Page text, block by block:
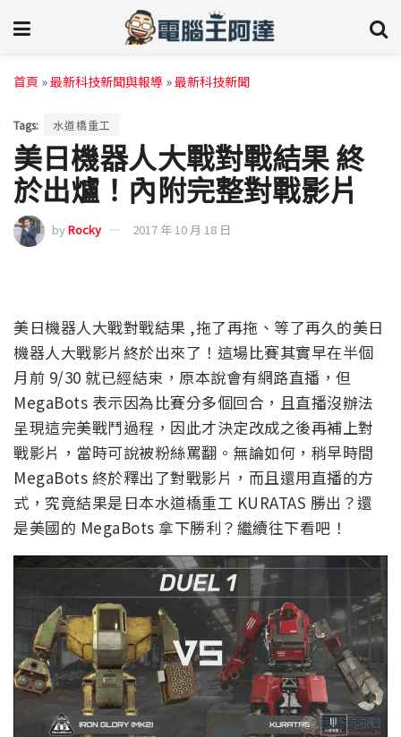
首頁 »最新科技新聞與報導 »最新科技新聞
Tags: 水道橋重工
美日機器人大戰對戰結果 終
於出爐！內附完整對戰影片
byRocky 2017 年 10 月 18 日
美日機器人大戰對戰結果 ,拖了再拖、等了再久的美日
機器人大戰影片終於出來了！這場比賽其實早在半個
月前 9/30 就已經結束，原本說會有網路直播，但
MegaBots 表示因為比賽分多個回合，且直播沒辦法
呈現這完美戰鬥過程，因此才決定改成之後再補上對
戰影片，當時可說被粉絲罵翻。無論如何，稍早時間
MegaBots 終於釋出了對戰影片，而且還用直播的方
式，究竟結果是日本水道橋重工 KURATAS 勝出？還
是美國的 MegaBots 拿下勝利？繼續往下看吧！